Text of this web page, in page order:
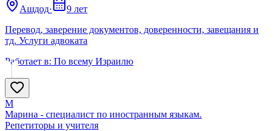
Ашдод·
9 лет
Перевод, заверение документов, доверенности, завещания и
тд. Услуги адвоката
Работает в: По всему Израилю
М
Марина - специалист по иностранным языкам.
Репетиторы и учителя